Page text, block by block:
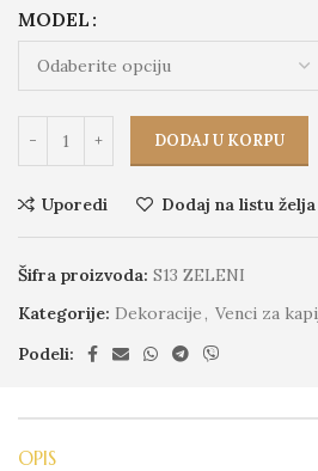
MODEL
DODAJ U KORPU
Uporedi Dodaj na listu želja
Šifra proizvoda: S13 ZELENI
Kategorije: Dekoracije, Venci za
Podeli:
OPIS